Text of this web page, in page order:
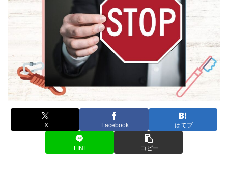
X Facebook はてブ
LINE コピー